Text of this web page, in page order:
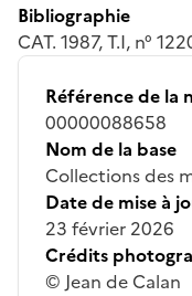
Bibliographie
CAT. 1987, T.I, n°
Référence de la
00000088658
Nom de la base
Collections des
Date de mise à
23 février 2026
Crédits
© Jean de Calan